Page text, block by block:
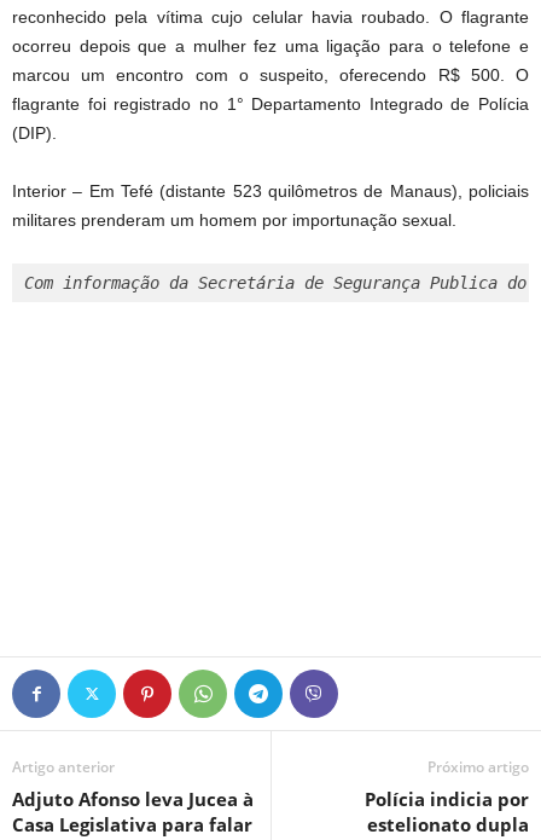
reconhecido pela vítima cujo celular havia roubado. O flagrante
ocorreu depois que a mulher fez uma ligação para o telefone e
marcou um encontro com o suspeito, oferecendo R$ 500. O
flagrante foi registrado no 1° Departamento Integrado de Polícia
(DIP).
Interior – Em Tefé (distante 523 quilômetros de Manaus), policiais
militares prenderam um homem por importunação sexual.
Com informação da Secretária de Segurança Publica do
Artigo anterior
Adjuto Afonso leva Jucea à
Casa Legislativa para falar
Próximo artigo
Polícia indicia por
estelionato dupla